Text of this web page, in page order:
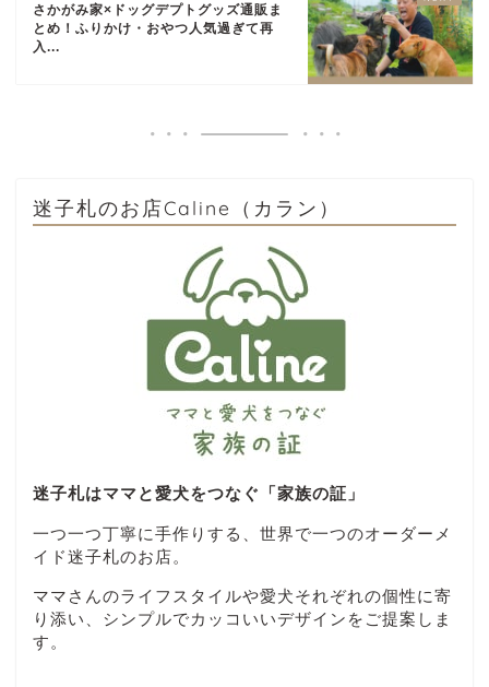
さかがみ家×ドッグデプトグッズ通販ま
とめ！ふりかけ・おやつ人気過ぎて再
入...
迷子札のお店Caline（カラン）
迷子札はママと愛犬をつなぐ「家族の証」
一つ一つ丁寧に手作りする、世界で一つのオーダーメ
イド迷子札のお店。
ママさんのライフスタイルや愛犬それぞれの個性に寄
り添い、シンプルでカッコいいデザインをご提案しま
す。